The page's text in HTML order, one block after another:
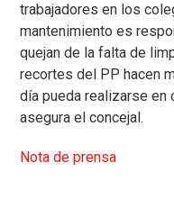
trabajadores en los
mantenimiento es
quejan de la falta de
recortes del PP hacen
día pueda realizarse
asegura el concejal.
Nota de prensa